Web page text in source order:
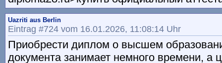
Uazriti aus Berlin
Eintrag #724 vom 16.01.2026, 11:08:14 Uhr
Приобрести диплом о высшем
документа занимает немного времени, а